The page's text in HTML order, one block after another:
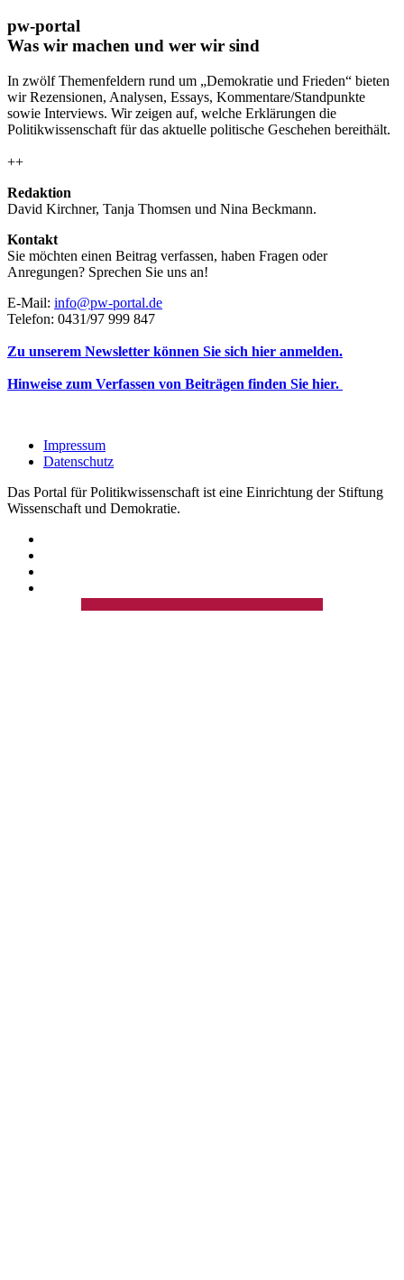
pw-portal
Was wir machen und wer wir sind
In zwölf Themenfeldern rund um „Demokratie und Frieden“ bieten
wir Rezensionen, Analysen, Essays, Kommentare/Standpunkte
sowie Interviews. Wir zeigen auf, welche Erklärungen die
Politikwissenschaft für das aktuelle politische Geschehen bereithält.
++
Redaktion
David Kirchner, Tanja Thomsen und Nina Beckmann.
Kontakt
Sie möchten einen Beitrag verfassen, haben Fragen oder
Anregungen? Sprechen Sie uns an!
E-Mail: info@pw-portal.de
Telefon: 0431/97 999 847
Zu unserem Newsletter können Sie sich hier anmelden.
Hinweise zum Verfassen von Beiträgen finden Sie hier.
Impressum
Datenschutz
Das Portal für Politikwissenschaft ist eine Einrichtung der Stiftung
Wissenschaft und Demokratie.